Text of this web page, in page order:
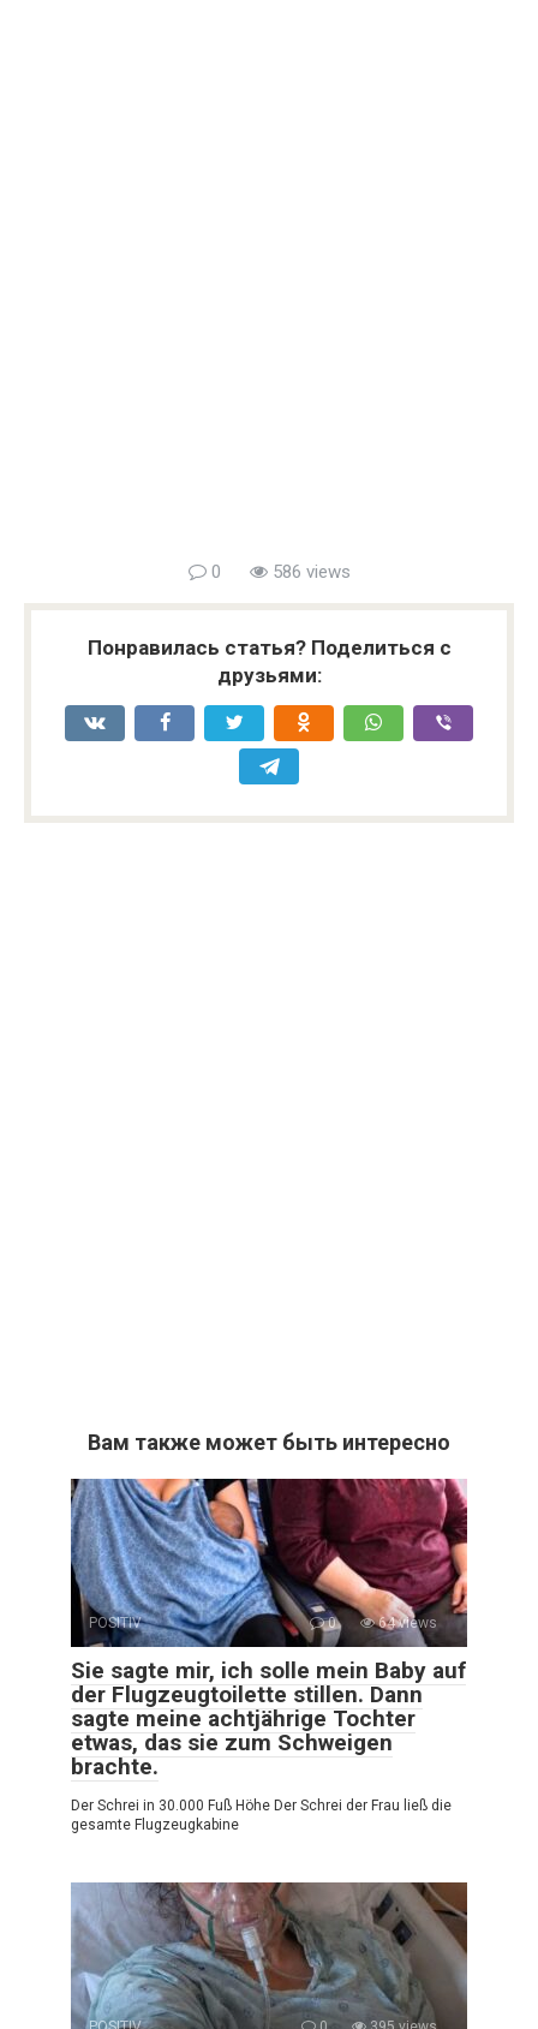
0 586 views
Понравилась статья? Поделиться с
друзьями:
Вам также может быть интересно
POSITIV 0 64 views
Sie sagte mir, ich solle mein Baby auf
der Flugzeugtoilette stillen. Dann
sagte meine achtjährige Tochter
etwas, das sie zum Schweigen
brachte.
Der Schrei in 30.000 Fuß Höhe Der Schrei der Frau ließ die
gesamte Flugzeugkabine